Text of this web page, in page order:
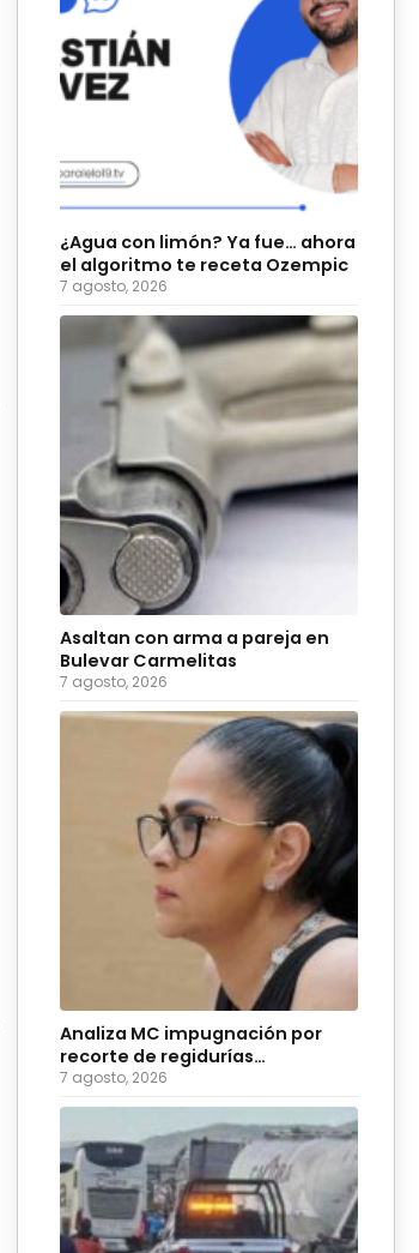
¿Agua con limón? Ya fue… ahora
el algoritmo te receta Ozempic
7 agosto, 2026
Asaltan con arma a pareja en
Bulevar Carmelitas
7 agosto, 2026
Analiza MC impugnación por
recorte de regidurías
plurinominales en Puebla
7 agosto, 2026